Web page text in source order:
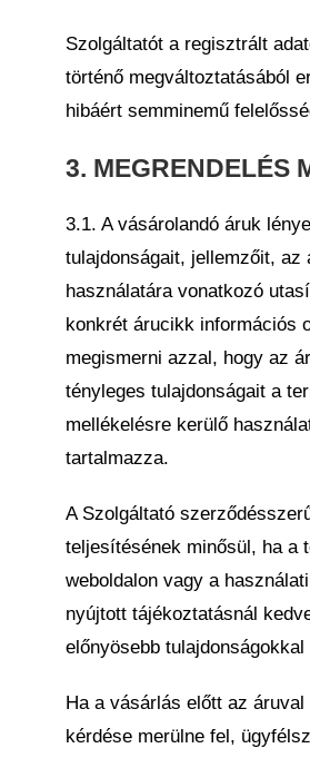
Szolgáltatót a regisztrált
történő megváltoztatásából
hibáért semminemű
3. MEGRENDELÉS
3.1. A vásárolandó áruk
tulajdonságait, jellemzőit, az
használatára vonatkozó
konkrét árucikk információs
megismerni azzal, hogy az
tényleges tulajdonságait a
mellékelésre kerülő
tartalmazza.
A Szolgáltató
teljesítésének minősül, ha a
weboldalon vagy a
nyújtott tájékoztatásnál
előnyösebb
Ha a vásárlás előtt az áruval
kérdése merülne fel,